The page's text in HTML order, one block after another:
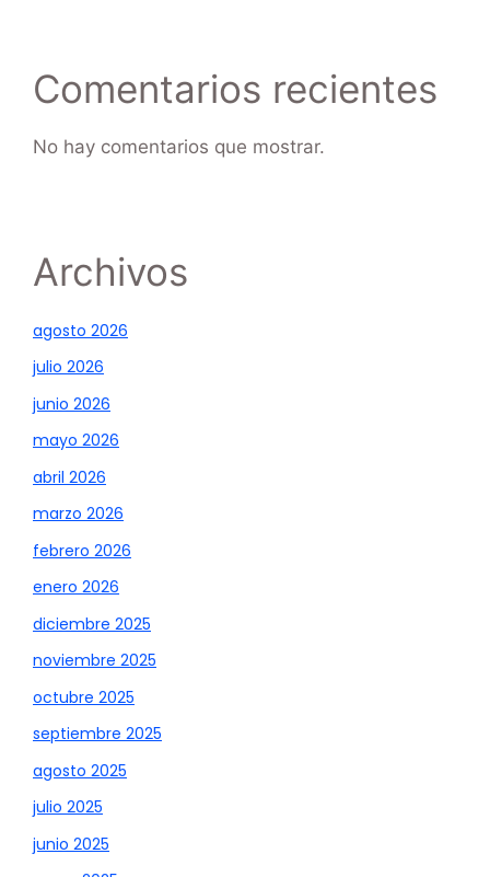
Comentarios recientes
No hay comentarios que mostrar.
Archivos
agosto 2026
julio 2026
junio 2026
mayo 2026
abril 2026
marzo 2026
febrero 2026
enero 2026
diciembre 2025
noviembre 2025
octubre 2025
septiembre 2025
agosto 2025
julio 2025
junio 2025